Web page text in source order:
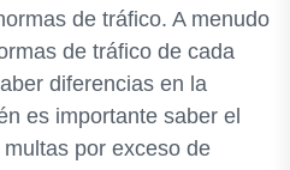
de tráfico. A menudo
de tráfico de cada
diferencias en la
es importante saber el
por exceso de